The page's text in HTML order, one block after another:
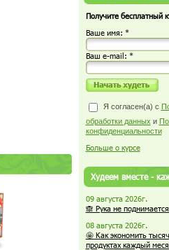
Получите бесплатный
Ваше имя: *
Ваш е-mail: *
Я согласен(а) с
обработки данных и
конфиденциальности
Больше о курсе
Худеем вместе -
09 августа 2026г.
🙈 Рука не
08 августа 2026г.
🤩 Как экономить
продуктах каждый